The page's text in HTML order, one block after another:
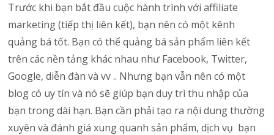
Trước khi bạn bắt đầu cuộc hành trình với affiliate
marketing (tiếp thị liên kết), bạn nên có một kênh
quảng bá tốt. Bạn có thể quảng bá sản phẩm liên kết
trên các nền tảng khác nhau như Facebook, Twitter,
Google, diễn đàn và vv .. Nhưng bạn vẫn nên có một
blog có uy tín và nó sẽ giúp bạn duy trì thu nhập của
bạn trong dài hạn. Bạn cần phải tạo ra nội dung thường
xuyên và đánh giá xung quanh sản phẩm, dịch vụ bạn